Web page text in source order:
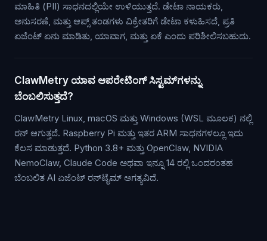
ಮಾಹಿತಿ (PII) ಸಾಧನದಲ್ಲಿಯೇ ಉಳಿಯುತ್ತದೆ. ಡೇಟಾ ನಾಯಕರು,
ಅನುಸರಣೆ, ಮತ್ತು ಆಪ್ಸ್ ತಂಡಗಳು ವಿಕ್ರೇತರಿಗೆ ಡೇಟಾ ಕಳುಹಿಸದೆ, ಪ್ರತಿ
ಏಜೆಂಟ್ ಏನು ಮಾಡಿತು, ಯಾವಾಗ, ಮತ್ತು ಏಕೆ ಎಂದು ಪರಿಶೀಲಿಸಬಹುದು.
ClawMetry ಯಾವ ಆಪರೇಟಿಂಗ್ ಸಿಸ್ಟಮ್‌ಗಳನ್ನು
ಬೆಂಬಲಿಸುತ್ತದೆ?
ClawMetry Linux, macOS ಮತ್ತು Windows (WSL ಮೂಲಕ) ನಲ್ಲಿ
ರನ್ ಆಗುತ್ತದೆ. Raspberry Pi ಮತ್ತು ಇತರ ARM ಸಾಧನಗಳಲ್ಲೂ ಇದು
ಕೆಲಸ ಮಾಡುತ್ತದೆ. Python 3.8+ ಮತ್ತು OpenClaw, NVIDIA
NemoClaw, Claude Code ಅಥವಾ ಇನ್ನೂ 14 ರಲ್ಲಿ ಒಂದರಂತಹ
ಬೆಂಬಲಿತ AI ಏಜೆಂಟ್ ರನ್‌ಟೈಮ್ ಅಗತ್ಯವಿದೆ.